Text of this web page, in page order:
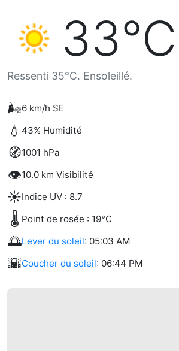
33°C
Ressenti 35°C. Ensoleillé.
🌬️6 km/h SE
💧 43% Humidité
🧭1001 hPa
👁️10.0 km Visibilité
☀️Indice UV : 8.7
🌡️ Point de rosée : 19°C
🌅Lever du soleil: 05:03 AM
🌇Coucher du soleil: 06:44 PM